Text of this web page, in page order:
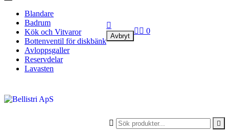
Blandare
Badrum
Kök och Vitvaror
Bottenventil för diskbänk
Avloppsgaller
Reservdelar
Lavasten
 

Avbryt
  0